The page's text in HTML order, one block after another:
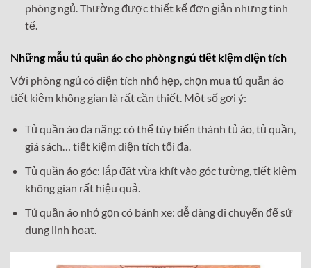
phòng ngủ. Thường được thiết kế đơn giản nhưng tinh
tế.
Những mẫu tủ quần áo cho phòng ngủ tiết kiệm diện tích
Với phòng ngủ có diện tích nhỏ hẹp, chọn mua tủ quần áo
tiết kiệm không gian là rất cần thiết. Một số gợi ý:
Tủ quần áo đa năng: có thể tùy biến thành tủ áo, tủ quần,
giá sách… tiết kiệm diện tích tối đa.
Tủ quần áo góc: lắp đặt vừa khít vào góc tường, tiết kiệm
không gian rất hiệu quả.
Tủ quần áo nhỏ gọn có bánh xe: dễ dàng di chuyển để sử
dụng linh hoạt.